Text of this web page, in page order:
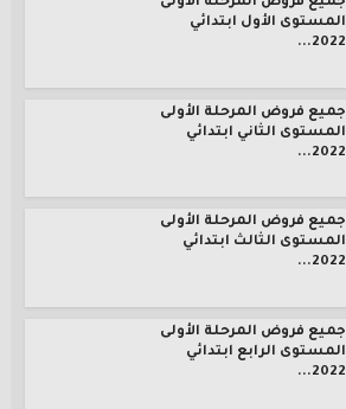
المستوى الأول ابتدائي
2022...
جميع فروض المرحلة الأولى
المستوى الثاني ابتدائي
2022...
جميع فروض المرحلة الأولى
المستوى الثالث ابتدائي
2022...
جميع فروض المرحلة الأولى
المستوى الرابع ابتدائي
2022...